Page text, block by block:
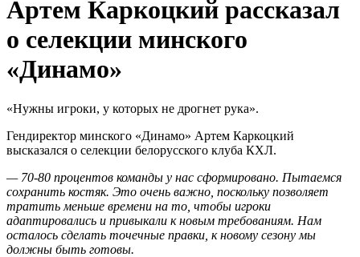
Артем Каркоцкий рассказал
о селекции минского
«Динамо»
«Нужны игроки, у которых не дрогнет рука».
Гендиректор минского «Динамо» Артем Каркоцкий
высказался о селекции белорусского клуба КХЛ.
— 70-80 процентов команды у нас сформировано. Пытаемся
сохранить костяк. Это очень важно, поскольку позволяет
тратить меньше времени на то, чтобы игроки
адаптировались и привыкали к новым требованиям. Нам
осталось сделать точечные правки, к новому сезону мы
должны быть готовы.